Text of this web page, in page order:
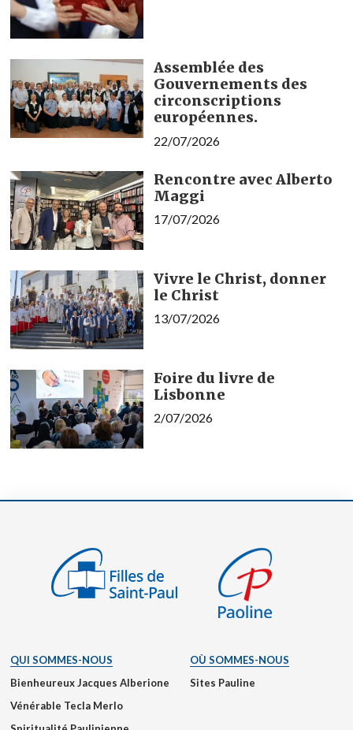
Assemblée des
Gouvernements des
circonscriptions
européennes.
22/07/2026
Rencontre avec Alberto
Maggi
17/07/2026
Vivre le Christ, donner
le Christ
13/07/2026
Foire du livre de
Lisbonne
2/07/2026
QUI SOMMES-NOUS
Bienheureux Jacques Alberione
Vénérable Tecla Merlo
OÙ SOMMES-NOUS
Sites Pauline